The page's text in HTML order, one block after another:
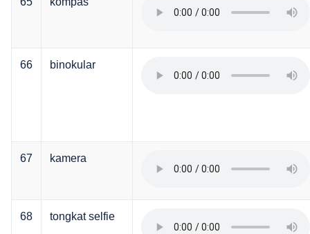
66 binokular
67 kamera
68 tongkat selfie